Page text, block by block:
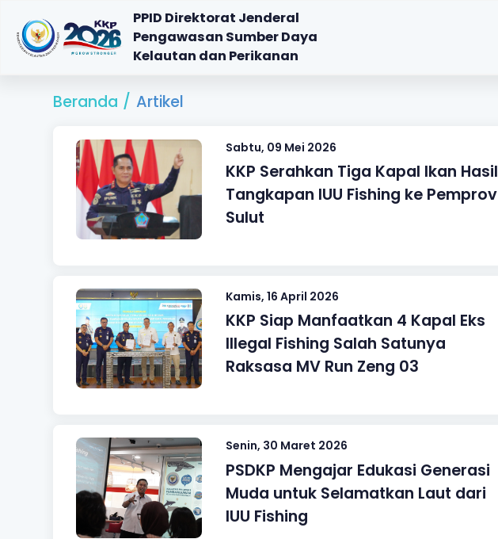
PPID Direktorat Jenderal
Pengawasan Sumber Daya
Kelautan dan Perikanan
Beranda / Artikel
Sabtu, 09 Mei 2026
KKP Serahkan Tiga Kapal Ikan Hasil
Tangkapan IUU Fishing ke Pemprov
Sulut
Kamis, 16 April 2026
KKP Siap Manfaatkan 4 Kapal Eks
Illegal Fishing Salah Satunya
Raksasa MV Run Zeng 03
Senin, 30 Maret 2026
PSDKP Mengajar Edukasi Generasi
Muda untuk Selamatkan Laut dari
IUU Fishing